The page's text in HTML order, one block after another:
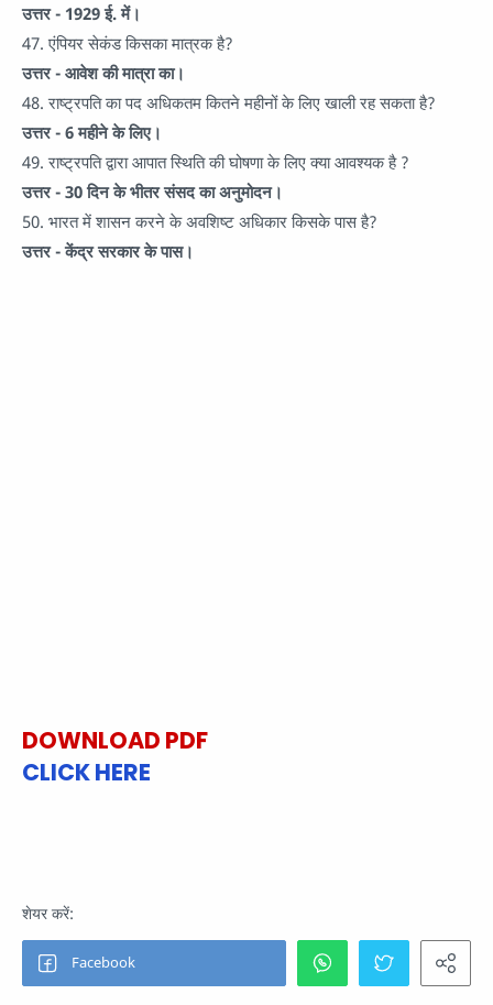
उत्तर - 1929 ई. में।
47. एंपियर सेकंड किसका मात्रक है?
उत्तर - आवेश की मात्रा का।
48. राष्ट्रपति का पद अधिकतम कितने महीनों के लिए खाली रह सकता है?
उत्तर - 6 महीने के लिए।
49. राष्ट्रपति द्वारा आपात स्थिति की घोषणा के लिए क्या आवश्यक है ?
उत्तर - 30 दिन के भीतर संसद का अनुमोदन।
50. भारत में शासन करने के अवशिष्ट अधिकार किसके पास है?
उत्तर - केंद्र सरकार के पास।
DOWNLOAD PDF
CLICK HERE